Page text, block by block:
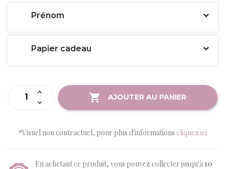
Prénom
Papier cadeau
AJOUTER AU PANIER
*Visuel non contractuel, pour plus d'informations cliquez ici
En achetant ce produit, vous pouvez collecter jusqu'à 10